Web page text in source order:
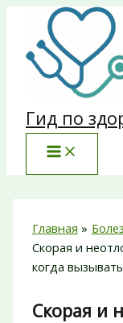
Перейти
содержимому
Гид по
Главная
Скорая и
когда
Скорая и